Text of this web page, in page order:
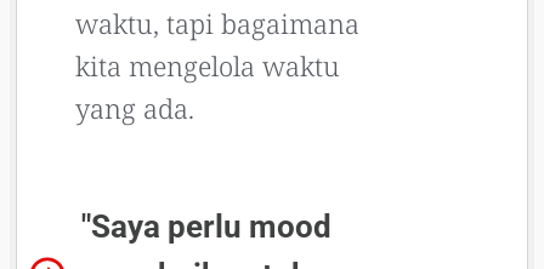
waktu, tapi bagaimana
kita mengelola waktu
yang ada.
"Saya perlu mood